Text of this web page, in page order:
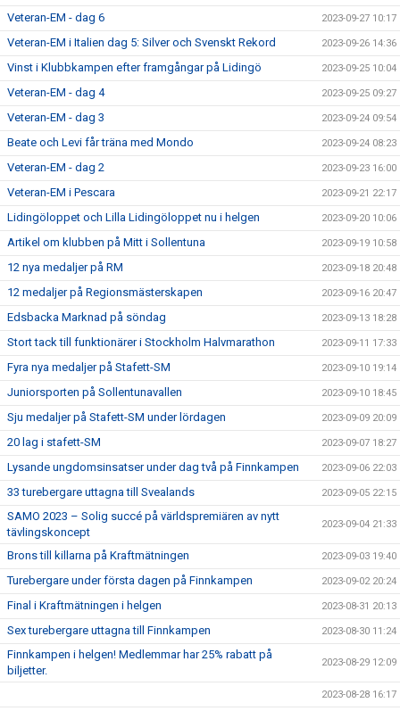
Veteran-EM - dag 6 2023-09-27 10:17
Veteran-EM i Italien dag 5: Silver och Svenskt Rekord 2023-09-26 14:36
Vinst i Klubbkampen efter framgångar på Lidingö 2023-09-25 10:04
Veteran-EM - dag 4 2023-09-25 09:27
Veteran-EM - dag 3 2023-09-24 09:54
Beate och Levi får träna med Mondo 2023-09-24 08:23
Veteran-EM - dag 2 2023-09-23 16:00
Veteran-EM i Pescara 2023-09-21 22:17
Lidingöloppet och Lilla Lidingöloppet nu i helgen 2023-09-20 10:06
Artikel om klubben på Mitt i Sollentuna 2023-09-19 10:58
12 nya medaljer på RM 2023-09-18 20:48
12 medaljer på Regionsmästerskapen 2023-09-16 20:47
Edsbacka Marknad på söndag 2023-09-13 18:28
Stort tack till funktionärer i Stockholm Halvmarathon 2023-09-11 17:33
Fyra nya medaljer på Stafett-SM 2023-09-10 19:14
Juniorsporten på Sollentunavallen 2023-09-10 18:45
Sju medaljer på Stafett-SM under lördagen 2023-09-09 20:09
20 lag i stafett-SM 2023-09-07 18:27
Lysande ungdomsinsatser under dag två på Finnkampen 2023-09-06 22:03
33 turebergare uttagna till Svealands 2023-09-05 22:15
SAMO 2023 – Solig succé på världspremiären av nytt
tävlingskoncept
2023-09-04 21:33
Brons till killarna på Kraftmätningen 2023-09-03 19:40
Turebergare under första dagen på Finnkampen 2023-09-02 20:24
Final i Kraftmätningen i helgen 2023-08-31 20:13
Sex turebergare uttagna till Finnkampen 2023-08-30 11:24
Finnkampen i helgen! Medlemmar har 25% rabatt på
biljetter.
2023-08-29 12:09
2023-08-28 16:17